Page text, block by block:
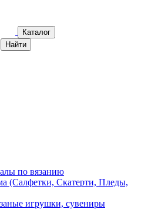
Каталог
Найти
по вязанию
(Салфетки, Скатерти, Пледы,
игрушки, сувениры